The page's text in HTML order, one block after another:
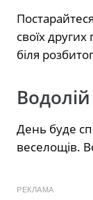
своїх
біля
Водолій
День буде
веселощів.
РЕКЛАМА